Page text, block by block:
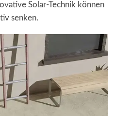
Solar-Technik können
senken.